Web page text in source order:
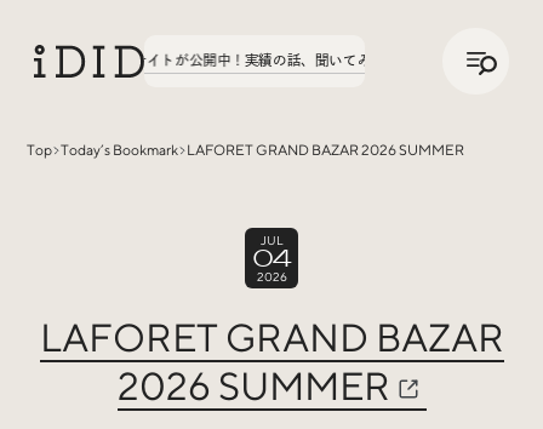
字学園70周年サイトが公開中！実績の話、聞いてみた。第3弾、八文字学園70周年
JP
Interview インタビュー
Top Today’s Bookmark LAFORET GRAND BAZAR 2026 SUMMER
JUL
04
2026
LAFORET GRAND BAZAR
2026 SUMMER